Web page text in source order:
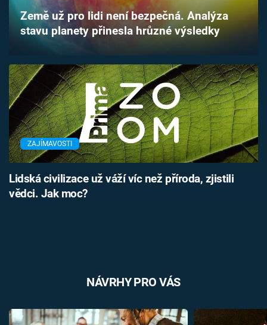
Časopis
Sledujte prima+
Přihlášení
Sledujte nás
Země už pro lidi není bezpečná. Analýza
stavu planety přinesla hrůzné výsledky
ZAJÍMAVOSTI
Lidská civilizace už váží víc než příroda, zjistili
vědci. Jak moc?
NÁVRHY PRO VÁS